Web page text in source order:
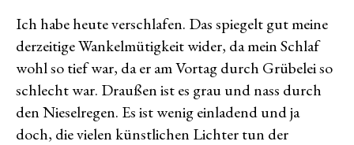
Ich habe heute verschlafen. Das spiegelt gut meine
derzeitige Wankelmütigkeit wider, da mein Schlaf
wohl so tief war, da er am Vortag durch Grübelei so
schlecht war. Draußen ist es grau und nass durch
den Nieselregen. Es ist wenig einladend und ja
doch, die vielen künstlichen Lichter tun der